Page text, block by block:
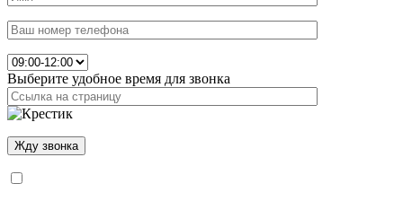
Выберите удобное время для звонка